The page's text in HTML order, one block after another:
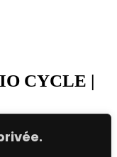
CYCLE |
distribué par